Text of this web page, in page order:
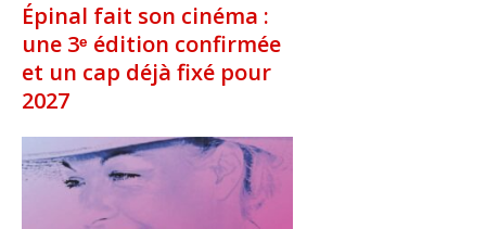
Épinal fait son cinéma :
une 3ᵉ édition confirmée
et un cap déjà fixé pour
2027